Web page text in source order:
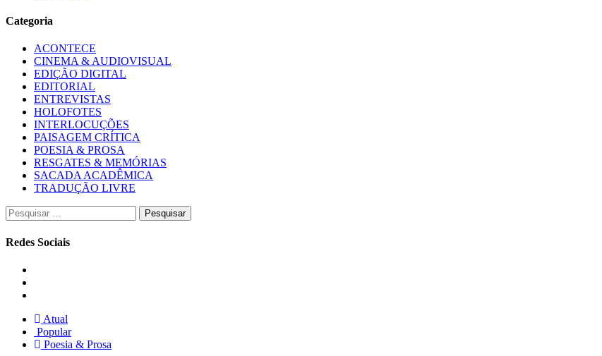
Categoria
ACONTECE
CINEMA & AUDIOVISUAL
EDIÇÃO DIGITAL
EDITORIAL
ENTREVISTAS
HOLOFOTES
INTERLOCUÇÕES
PAISAGEM CRÍTICA
POESIA & PROSA
RESGATES & MEMÓRIAS
SACADA ACADÊMICA
TRADUÇÃO LIVRE
Pesquisar
por:
Redes Sociais
Atual
Popular
Poesia & Prosa